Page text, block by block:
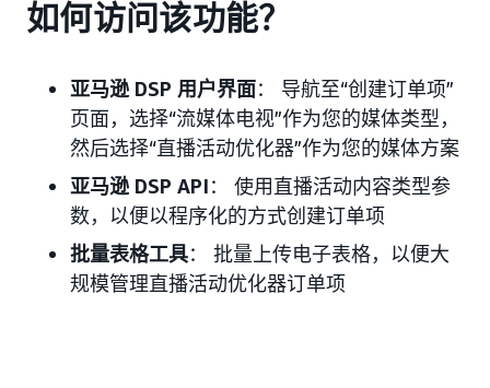
如何访问该功能？
亚马逊 DSP 用户界面： 导航至“创建订单项”
页面，选择“流媒体电视”作为您的媒体类型，
然后选择“直播活动优化器”作为您的媒体方案
亚马逊 DSP API： 使用直播活动内容类型参
数，以便以程序化的方式创建订单项
批量表格工具： 批量上传电子表格，以便大
规模管理直播活动优化器订单项